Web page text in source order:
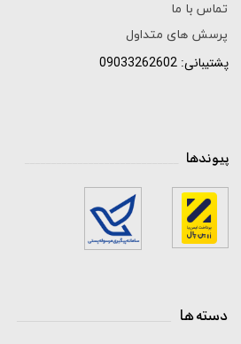
تماس با ما
پرسش های متداول
پشتیبانی: 09033262602
پیوندها
دسته ها